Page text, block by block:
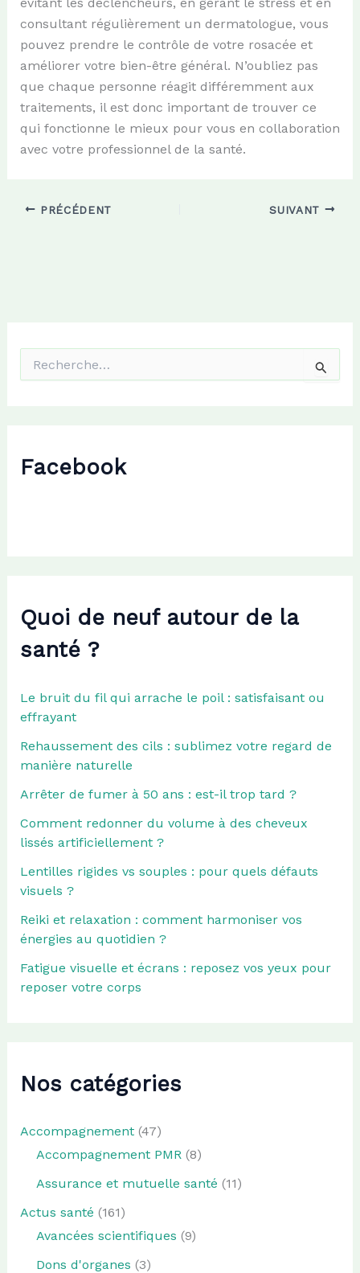
consultant régulièrement un dermatologue, vous
pouvez prendre le contrôle de votre rosacée et
améliorer votre bien-être général. N’oubliez pas
que chaque personne réagit différemment aux
traitements, il est donc important de trouver ce
qui fonctionne le mieux pour vous en collaboration
avec votre professionnel de la santé.
PRÉCÉDENT SUIVANT
h
Facebook
Quoi de neuf autour de la
santé ?
Le bruit du fil qui arrache le poil : satisfaisant ou
effrayant
Rehaussement des cils : sublimez votre regard de
manière naturelle
Arrêter de fumer à 50 ans : est-il trop tard ?
Comment redonner du volume à des cheveux
lissés artificiellement ?
Lentilles rigides vs souples : pour quels défauts
visuels ?
Reiki et relaxation : comment harmoniser vos
énergies au quotidien ?
Fatigue visuelle et écrans : reposez vos yeux pour
reposer votre corps
Nos catégories
Accompagnement(47)
Accompagnement PMR (8)
Assurance et mutuelle santé (11)
Actus santé (161)
Avancées scientifiques (9)
Dons d'organes (3)